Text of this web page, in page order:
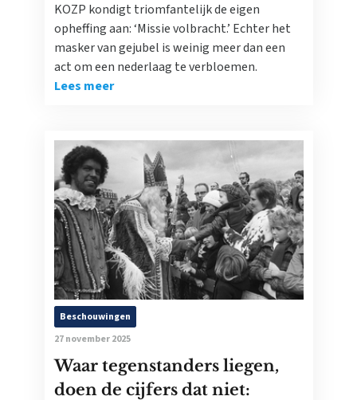
KOZP kondigt triomfantelijk de eigen
opheffing aan: ‘Missie volbracht.’ Echter het
masker van gejubel is weinig meer dan een
act om een nederlaag te verbloemen.
Lees meer
Beschouwingen
27 november 2025
Waar tegenstanders liegen,
doen de cijfers dat niet: